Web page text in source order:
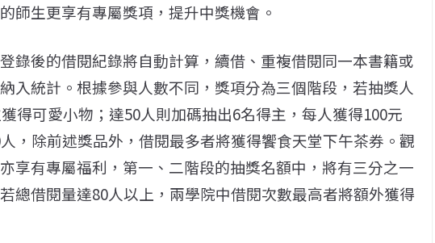
師生更享有專屬獎項，提升中獎機會。
錄後的借閱紀錄將自動計算，續借、重複借閱同一本書籍或
入統計。根據參與人數不同，獎項分為三個階段，若抽獎人
得可愛小物；達50人則加碼抽出6名得主，每人獲得100元
，除前述獎品外，借閱最多者將獲得饗食天堂下午茶券。觀
享有專屬福利，第一、二階段的抽獎名額中，將有三分之一
總借閱量達80人以上，兩學院中借閱次數最高者將額外獲得